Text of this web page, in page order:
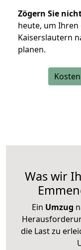
Zögern Sie
heute, um
Kaiserslautern
planen.
Was wir
Ein Umzug
die Last zu